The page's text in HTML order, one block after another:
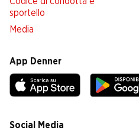
sportello
Media
App Denner
Social Media